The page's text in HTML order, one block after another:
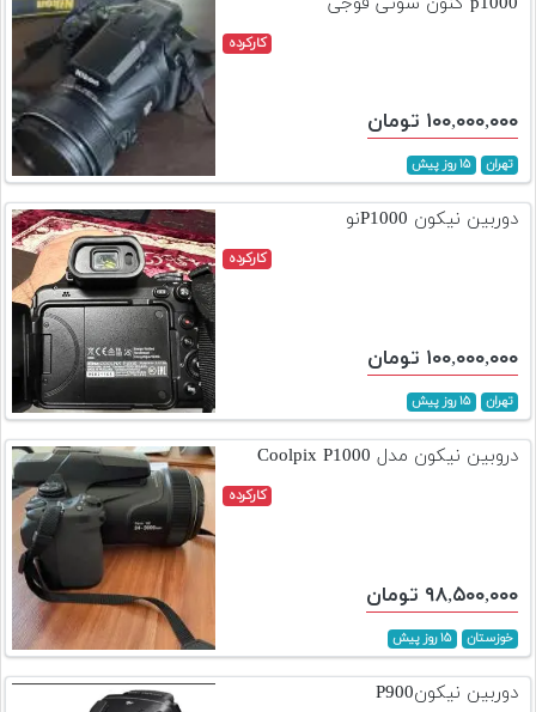
کارکرده
۱۰۰,۰۰۰,۰۰۰ تومان
تهران ۱۵ روز پیش
دوربین نیکون P1000نو
کارکرده
۱۰۰,۰۰۰,۰۰۰ تومان
تهران ۱۵ روز پیش
دروبین نیکون مدل Coolpix P1000
کارکرده
۹۸,۵۰۰,۰۰۰ تومان
خوزستان ۱۵ روز پیش
دوربین نیکونP900